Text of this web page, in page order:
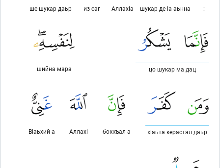
:
шукар де lа аьнна
Аллахlа
из саг
ше шукар даьр
цо шукар ма дац
шийна мара
хlаьта керастал даьр
боккъал а
Аллахl
Вlаьхий а